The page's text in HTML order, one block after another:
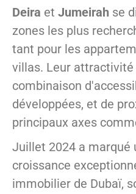
Deira et Jumeirah se
zones les plus
tant pour les
villas. Leur attractivité
combinaison
développées, et de
principaux axes
Juillet 2024 a marqué
croissance
immobilier de Dubaï,